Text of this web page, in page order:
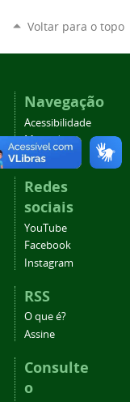
Voltar para o topo
Navegação
Acessibilidade
Mapa do
site
Redes
sociais
YouTube
Facebook
Instagram
RSS
O que é?
Assine
Consulte
o